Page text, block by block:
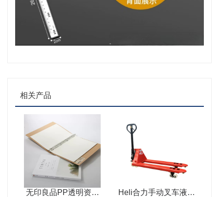
相关产品
无印良品PP透明资料
Heli合力手动叉车液压